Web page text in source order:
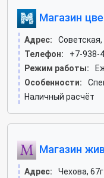
Магазин
Адрес:
Советская,
Телефон:
+7-938-
Режим работы:
Особенности:
Наличный расчёт
Магазин
Адрес:
Чехова, 67г